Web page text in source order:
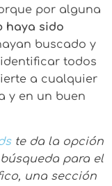
por alguna
haya sido
buscado y
todos
a cualquier
y en un buen
te da la opción
para el
una sección